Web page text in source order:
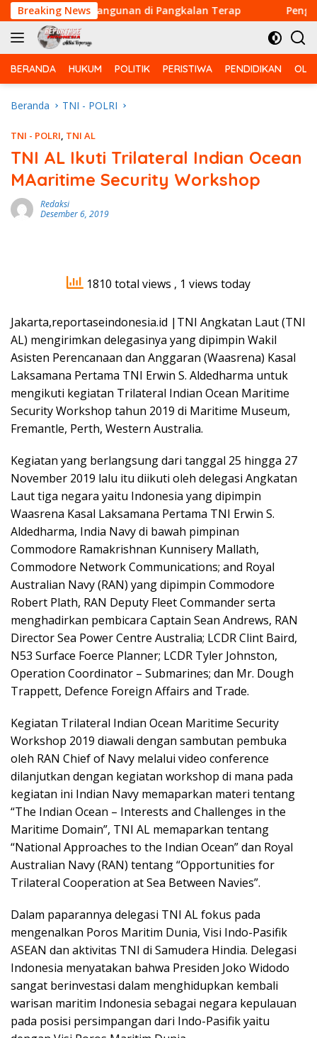
Langsung
ke
konten
Breaking News
Pembangunan di Pangkalan Terap Pengeboran
BERANDA HUKUM POLITIK PERISTIWA PENDIDIKAN
Beranda TNI - POLRI
TNI - POLRI, TNI AL
TNI AL Ikuti Trilateral Indian Ocean
MAaritime Security Workshop
Redaksi
Desember 6, 2019
1810 total views , 1 views today
Jakarta,reportaseindonesia.id |TNI Angkatan Laut (TNI
AL) mengirimkan delegasinya yang dipimpin Wakil
Asisten Perencanaan dan Anggaran (Waasrena) Kasal
Laksamana Pertama TNI Erwin S. Aldedharma untuk
mengikuti kegiatan Trilateral Indian Ocean Maritime
Security Workshop tahun 2019 di Maritime Museum,
Fremantle, Perth, Western Australia.
Kegiatan yang berlangsung dari tanggal 25 hingga 27
November 2019 lalu itu diikuti oleh delegasi Angkatan
Laut tiga negara yaitu Indonesia yang dipimpin
Waasrena Kasal Laksamana Pertama TNI Erwin S.
Aldedharma, India Navy di bawah pimpinan
Commodore Ramakrishnan Kunnisery Mallath,
Commodore Network Communications; and Royal
Australian Navy (RAN) yang dipimpin Commodore
Robert Plath, RAN Deputy Fleet Commander serta
menghadirkan pembicara Captain Sean Andrews, RAN
Director Sea Power Centre Australia; LCDR Clint Baird,
N53 Surface Foerce Planner; LCDR Tyler Johnston,
Operation Coordinator – Submarines; dan Mr. Dough
Trappett, Defence Foreign Affairs and Trade.
Kegiatan Trilateral Indian Ocean Maritime Security
Workshop 2019 diawali dengan sambutan pembuka
oleh RAN Chief of Navy melalui video conference
dilanjutkan dengan kegiatan workshop di mana pada
kegiatan ini Indian Navy memaparkan materi tentang
“The Indian Ocean – Interests and Challenges in the
Maritime Domain”, TNI AL memaparkan tentang
“National Approaches to the Indian Ocean” dan Royal
Australian Navy (RAN) tentang “Opportunities for
Trilateral Cooperation at Sea Between Navies”.
Dalam paparannya delegasi TNI AL fokus pada
mengenalkan Poros Maritim Dunia, Visi Indo-Pasifik
ASEAN dan aktivitas TNI di Samudera Hindia. Delegasi
Indonesia menyatakan bahwa Presiden Joko Widodo
sangat berinvestasi dalam menghidupkan kembali
warisan maritim Indonesia sebagai negara kepulauan
pada posisi persimpangan dari Indo-Pasifik yaitu